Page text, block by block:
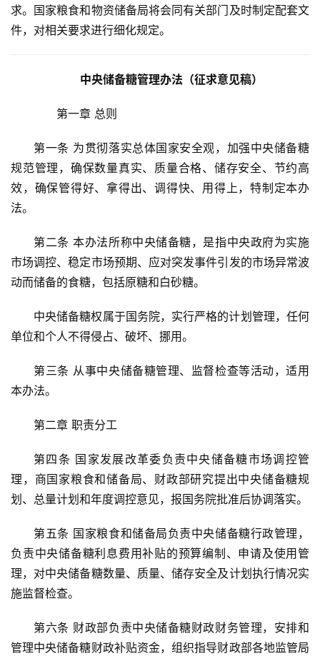
求。国家粮食和物资储备局将会同有关部门及时制定配套文
件，对相关要求进行细化规定。
中央储备糖管理办法（征求意见稿）
第一章 总则
第一条 为贯彻落实总体国家安全观，加强中央储备糖
规范管理，确保数量真实、质量合格、储存安全、节约高
效，确保管得好、拿得出、调得快、用得上，特制定本办
法。
第二条 本办法所称中央储备糖，是指中央政府为实施
市场调控、稳定市场预期、应对突发事件引发的市场异常波
动而储备的食糖，包括原糖和白砂糖。
中央储备糖权属于国务院，实行严格的计划管理，任何
单位和个人不得侵占、破坏、挪用。
第三条 从事中央储备糖管理、监督检查等活动，适用
本办法。
第二章 职责分工
第四条 国家发展改革委负责中央储备糖市场调控管
理，商国家粮食和储备局、财政部研究提出中央储备糖规
划、总量计划和年度调控意见，报国务院批准后协调落实。
第五条 国家粮食和储备局负责中央储备糖行政管理，
负责中央储备糖利息费用补贴的预算编制、申请及使用管
理，对中央储备糖数量、质量、储存安全及计划执行情况实
施监督检查。
第六条 财政部负责中央储备糖财政财务管理，安排和
管理中央储备糖财政补贴资金，组织指导财政部各地监管局